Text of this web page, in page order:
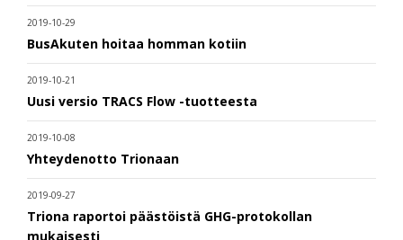
2019-10-29
BusAkuten hoitaa homman kotiin
2019-10-21
Uusi versio TRACS Flow -tuotteesta
2019-10-08
Yhteydenotto Trionaan
2019-09-27
Triona raportoi päästöistä GHG-protokollan
mukaisesti